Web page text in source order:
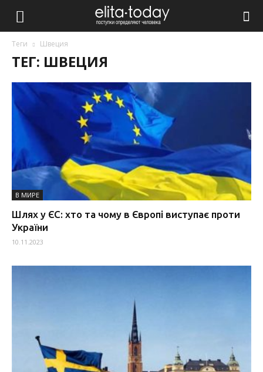
Теги Швеция
ТЕГ: ШВЕЦИЯ
В МИРЕ
Шлях у ЄС: хто та чому в Європі виступає проти
України
10.11.2023